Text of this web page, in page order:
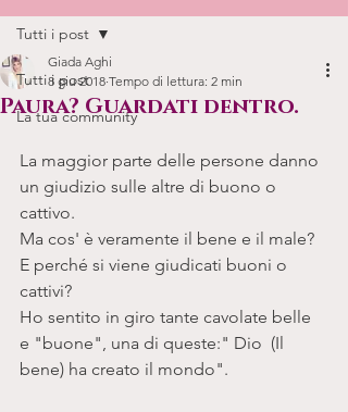
Tutti i post
La tua community
Tutti i post
Paura? Guardati dentro.
Giada Aghi
8 giu 2018 Tempo di lettura: 2 min
La maggior parte delle persone danno
un giudizio sulle altre di buono o
cattivo.
Ma cos' è veramente il bene e il male?
E perché si viene giudicati buoni o
cattivi?
Ho sentito in giro tante cavolate belle
e "buone", una di queste:" Dio  (Il
bene) ha creato il mondo".